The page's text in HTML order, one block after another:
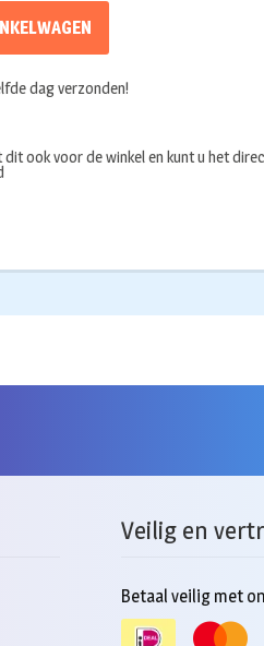
dag verzonden!
ook voor de winkel en kunt u het
Veilig en
Betaal veilig met